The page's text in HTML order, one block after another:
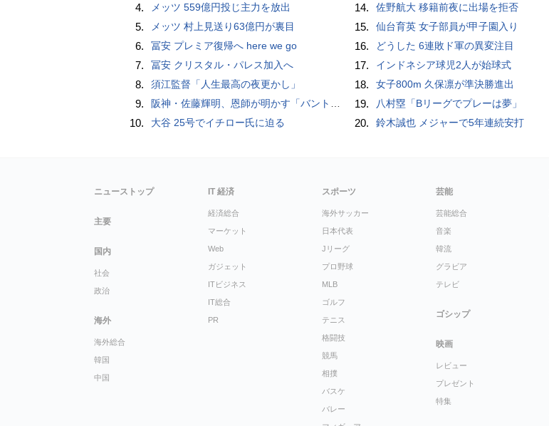
4. メッツ 559億円投じ主力を放出
5. メッツ 村上見送り63億円が裏目
6. 冨安 プレミア復帰へ here we go
7. 冨安 クリスタル・パレス加入へ
8. 須江監督「人生最高の夜更かし」
9. 阪神・佐藤輝明、恩師が明かす「バント拒否でホームラン」の“やんちゃ坊主”時代
10. 大谷 25号でイチロー氏に迫る
14. 佐野航大 移籍前夜に出場を拒否
15. 仙台育英 女子部員が甲子園入り
16. どうした 6連敗ド軍の異変注目
17. インドネシア球児2人が始球式
18. 女子800m 久保凛が準決勝進出
19. 八村塁「Bリーグでプレーは夢」
20. 鈴木誠也 メジャーで5年連続安打
ニューストップ
主要
国内
社会
政治
海外
海外総合
韓国
中国
IT 経済
経済総合
マーケット
Web
ガジェット
ITビジネス
IT総合
PR
スポーツ
海外サッカー
日本代表
Jリーグ
プロ野球
MLB
ゴルフ
テニス
格闘技
競馬
相撲
バスケ
バレー
芸能
芸能総合
音楽
韓流
グラビア
テレビ
ゴシップ
映画
レビュー
プレゼント
特集